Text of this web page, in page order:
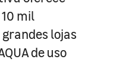
mil
lojas
de uso